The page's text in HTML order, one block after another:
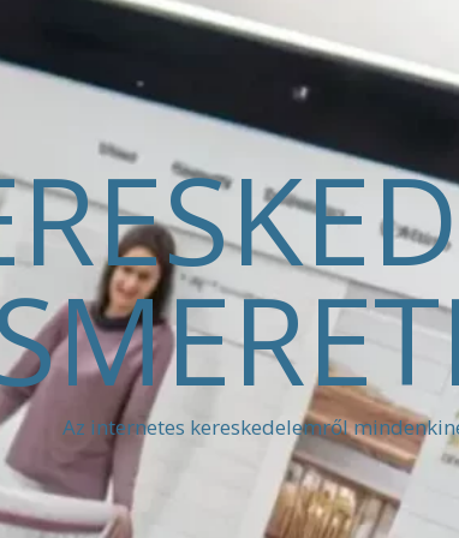
Az internetes kereskedelemről